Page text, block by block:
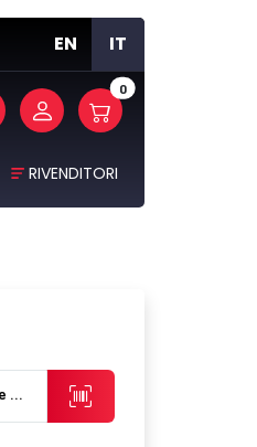
EN IT
0
RIVENDITORI
Cerca per Codice Prodotto